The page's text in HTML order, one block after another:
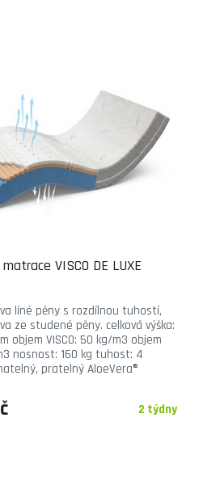
VISCO DE LUXE
líné pěny s rozdílnou tuhostí,
ze studené pěny. celková výška:
objem VISCO: 50 kg/m3 objem
nosnost: 160 kg tuhost: 4
pratelný AloeVera®
2 týdny